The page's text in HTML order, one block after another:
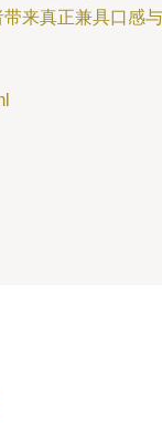
来真正兼具口感与